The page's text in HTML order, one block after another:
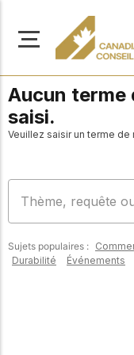
À
sur
Aucun terme
saisi.
Veuillez saisir un terme
Sujets populaires :
Durabilité
Événements